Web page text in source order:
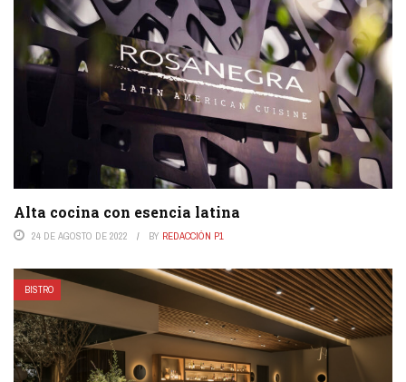
Alta cocina con esencia latina
24 DE AGOSTO DE 2022 BY REDACCIÓN P1
BISTRO